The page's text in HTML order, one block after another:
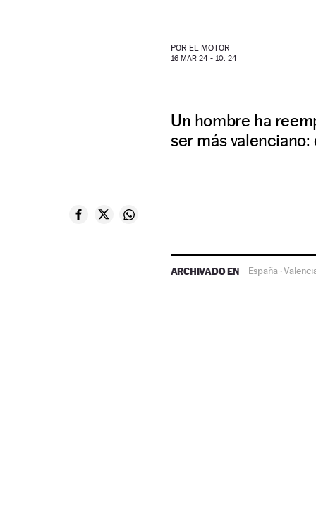
POR EL MOTOR
16 MAR 24 - 10: 24
Un hombre ha
ser más
ARCHIVADO EN España ·